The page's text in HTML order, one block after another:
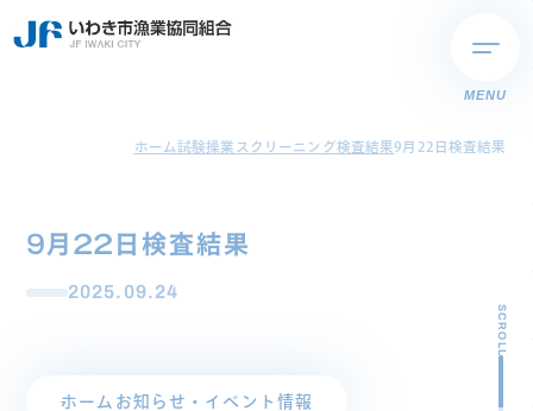
MENU
ホーム試験操業スクリーニング検査結果9月22日検査結果
9月22日検査結果
2025.09.24
ホーム お知らせ・イベント情報
SCROLL